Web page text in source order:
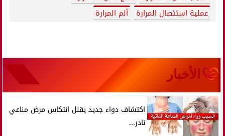
عملية استئصال المرارة
ألم المرارة
الأخبار
اكتشاف دواء جديد يقلل انتكاس مرض مناعي
نادر...